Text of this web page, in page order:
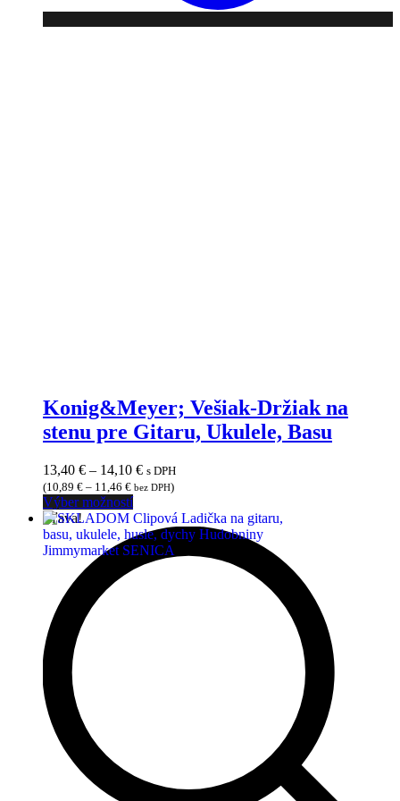
Konig&Meyer; Vešiak-Držiak na
stenu pre Gitaru, Ukulele, Basu
13,40 € – 14,10 €Price
range:
through
14,10 €
s DPH
(10,89 € – 11,46 € bez DPH)
Výber možnostíTento
produkt
má
viacero
variantov.
Zľava!